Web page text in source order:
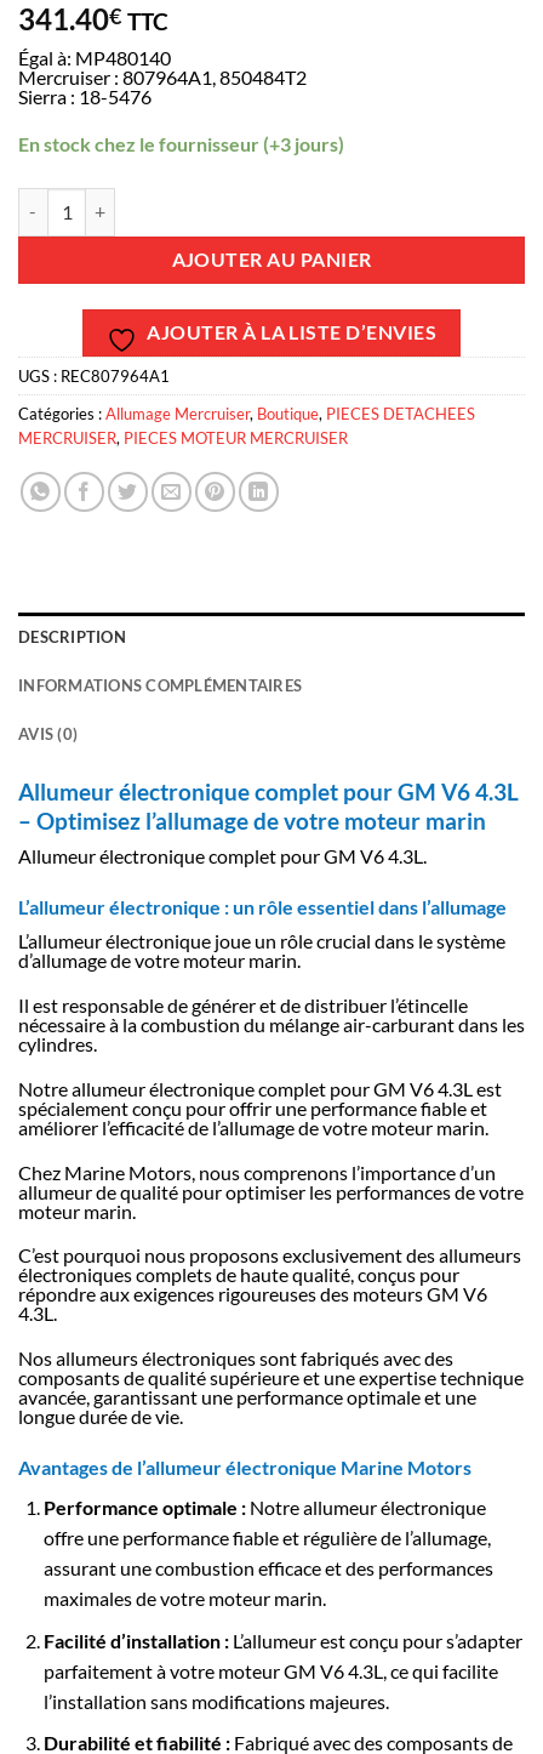
341.40€ TTC
Égal à: MP480140
Mercruiser : 807964A1, 850484T2
Sierra : 18-5476
En stock chez le fournisseur (+3 jours)
AJOUTER AU PANIER
AJOUTER À LA LISTE D’ENVIES
UGS : REC807964A1
Catégories :Allumage Mercruiser, Boutique, PIECES DETACHEES
MERCRUISER, PIECES MOTEUR MERCRUISER
DESCRIPTION
INFORMATIONS COMPLÉMENTAIRES
AVIS (0)
Allumeur électronique complet pour GM V6 4.3L
– Optimisez l’allumage de votre moteur marin
Allumeur électronique complet pour GM V6 4.3L.
L’allumeur électronique : un rôle essentiel dans l’allumage
L’allumeur électronique joue un rôle crucial dans le système
d’allumage de votre moteur marin.
Il est responsable de générer et de distribuer l’étincelle
nécessaire à la combustion du mélange air-carburant dans les
cylindres.
Notre allumeur électronique complet pour GM V6 4.3L est
spécialement conçu pour offrir une performance fiable et
améliorer l’efficacité de l’allumage de votre moteur marin.
Chez Marine Motors, nous comprenons l’importance d’un
allumeur de qualité pour optimiser les performances de votre
moteur marin.
C’est pourquoi nous proposons exclusivement des allumeurs
électroniques complets de haute qualité, conçus pour
répondre aux exigences rigoureuses des moteurs GM V6
4.3L.
Nos allumeurs électroniques sont fabriqués avec des
composants de qualité supérieure et une expertise technique
avancée, garantissant une performance optimale et une
longue durée de vie.
Avantages de l’allumeur électronique Marine Motors
Performance optimale :Notre allumeur électronique
offre une performance fiable et régulière de l’allumage,
assurant une combustion efficace et des performances
maximales de votre moteur marin.
Facilité d’installation :L’allumeur est conçu pour s’adapter
parfaitement à votre moteur GM V6 4.3L, ce qui facilite
l’installation sans modifications majeures.
Durabilité et fiabilité :Fabriqué avec des composants de